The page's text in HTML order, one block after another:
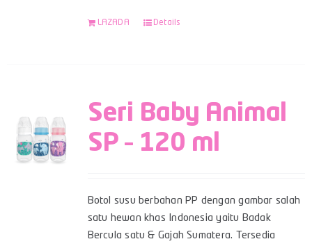
LAZADA Details
Seri Baby Animal
SP – 120 ml
Botol susu berbahan PP dengan gambar salah
satu hewan khas Indonesia yaitu Badak
Bercula satu & Gajah Sumatera. Tersedia